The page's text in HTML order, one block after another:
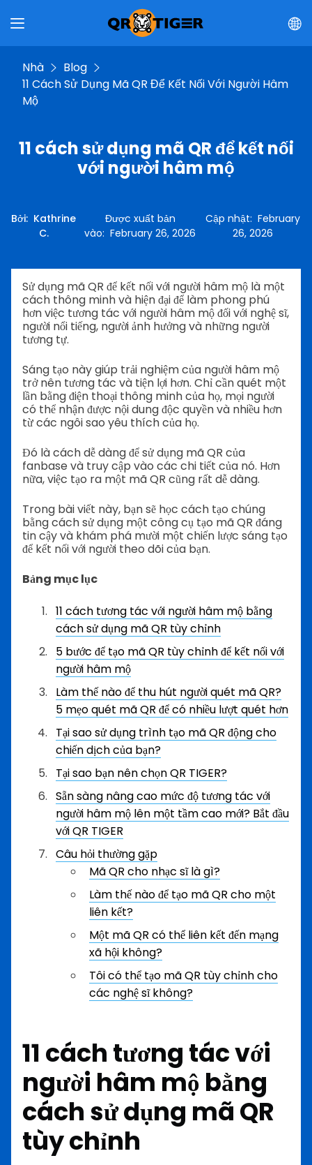
Nhà
Blog
11 Cách Sử Dụng Mã QR Để Kết Nối Với Người Hâm
Mộ
11 cách sử dụng mã QR để kết nối
với người hâm mộ
Bởi: Kathrine
C.
Được xuất bản
vào:February 26, 2026
Cập nhật: February
26, 2026
Sử dụng mã QR để kết nối với người hâm mộ là một
cách thông minh và hiện đại để làm phong phú
hơn việc tương tác với người hâm mộ đối với nghệ sĩ,
người nổi tiếng, người ảnh hưởng và những người
tương tự.
Sáng tạo này giúp trải nghiệm của người hâm mộ
trở nên tương tác và tiện lợi hơn. Chỉ cần quét một
lần bằng điện thoại thông minh của họ, mọi người
có thể nhận được nội dung độc quyền và nhiều hơn
từ các ngôi sao yêu thích của họ.
Đó là cách dễ dàng để sử dụng mã QR của
fanbase và truy cập vào các chi tiết của nó. Hơn
nữa, việc tạo ra một mã QR cũng rất dễ dàng.
Trong bài viết này, bạn sẽ học cách tạo chúng
bằng cách sử dụng một công cụ tạo mã QR đáng
tin cậy và khám phá mười một chiến lược sáng tạo
để kết nối với người theo dõi của bạn.
Bảng mục lục
11 cách tương tác với người hâm mộ bằng
cách sử dụng mã QR tùy chỉnh
5 bước để tạo mã QR tùy chỉnh để kết nối với
người hâm mộ
Làm thế nào để thu hút người quét mã QR?
5 mẹo quét mã QR để có nhiều lượt quét hơn
Tại sao sử dụng trình tạo mã QR động cho
chiến dịch của bạn?
Tại sao bạn nên chọn QR TIGER?
Sẵn sàng nâng cao mức độ tương tác với
người hâm mộ lên một tầm cao mới? Bắt đầu
với QR TIGER
Câu hỏi thường gặp
Mã QR cho nhạc sĩ là gì?
Làm thế nào để tạo mã QR cho một
liên kết?
Một mã QR có thể liên kết đến mạng
xã hội không?
Tôi có thể tạo mã QR tùy chỉnh cho
các nghệ sĩ không?
11 cách tương tác với
người hâm mộ bằng
cách sử dụng mã QR
tùy chỉnh